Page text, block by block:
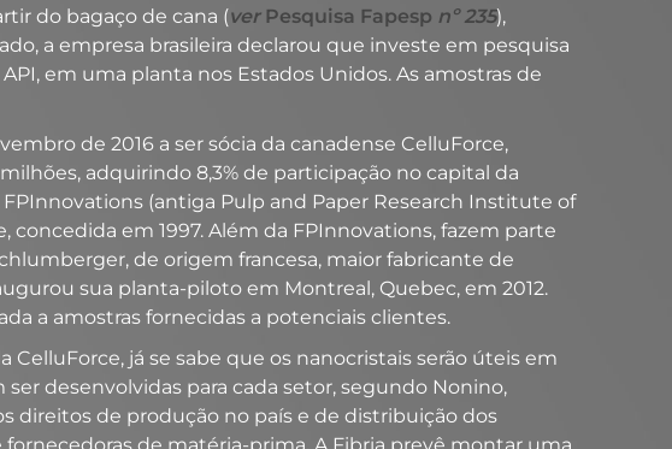
do bagaço de cana (ver Pesquisa Fapesp nº 235),
a empresa brasileira declarou que investe em pesquisa
em uma planta nos Estados Unidos. As amostras de
de 2016 a ser sócia da canadense CelluForce,
adquirindo 8,3% de participação no capital da
(antiga Pulp and Paper Research Institute of
em 1997. Além da FPInnovations, fazem parte
de origem francesa, maior fabricante de
sua planta-piloto em Montreal, Quebec, em 2012.
a amostras fornecidas a potenciais clientes.
já se sabe que os nanocristais serão úteis em
desenvolvidas para cada setor, segundo Nonino,
direitos de produção no país e de distribuição dos